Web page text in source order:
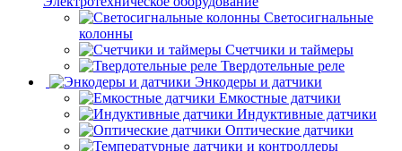
Светосигнальные
колонны
Счетчики и таймеры
Твердотельные реле
Энкодеры и датчики
Емкостные датчики
Индуктивные датчики
Оптические датчики